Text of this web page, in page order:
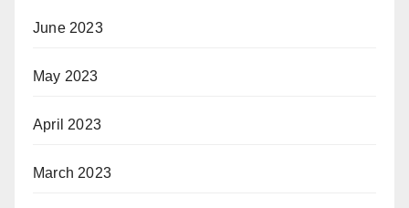
June 2023
May 2023
April 2023
March 2023